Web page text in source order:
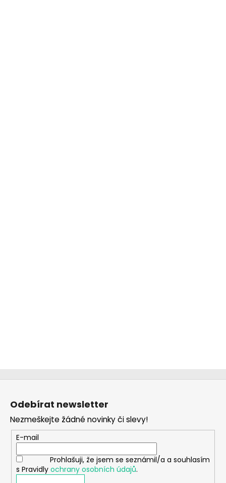
Z
Odebírat newsletter
Nezmeškejte žádné novinky či slevy!
E-mail
Prohlašuji, že jsem se seznámil/a a souhlasím
s Pravidly ochrany osobních údajů.